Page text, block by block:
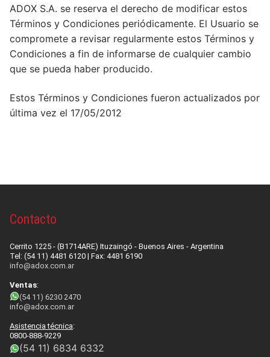
ADOX S.A. se reserva el derecho de modificar estos
Términos y Condiciones periódicamente. El Usuario se
compromete a revisar regularmente estos Términos y
Condiciones a fin de informarse de cualquier cambio
que se pueda haber producido.
Estos Términos y Condiciones fueron actualizados por
última vez el 17/05/2012
Contacto
Cerrito 1225 - (B1714ARE) Ituzaingó - Buenos Aires - Argentina
Tel: (54 11) 4481 6120 | Fax: 4481 6190
info@adox.com.ar
Ventas:
(54 11) 6230 2470
info@adox.com.ar
Asistencia técnica:
0800-888-9229
(54 11) 6834 6332